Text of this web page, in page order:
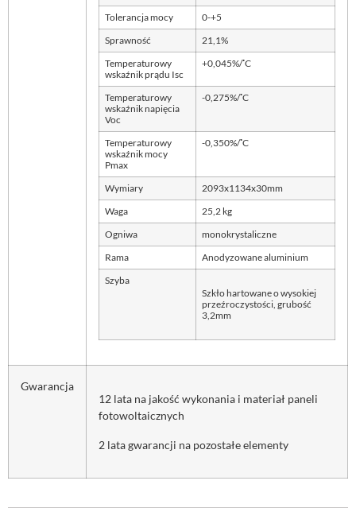
Tolerancja mocy 0-+5
Sprawność 21,1%
Temperaturowy
wskaźnik prądu Isc
+0,045%/◦C
Temperaturowy
wskaźnik napięcia
Voc
-0,275%/◦C
Temperaturowy
wskaźnik mocy
Pmax
-0,350%/◦C
Wymiary 2093x1134x30mm
Waga 25,2 kg
Ogniwa monokrystaliczne
Rama Anodyzowane aluminium
Szyba
Szkło hartowane o wysokiej
przeźroczystości, grubość
3,2mm
Gwarancja
12 lata na jakość wykonania i materiał paneli
fotowoltaicznych
2 lata gwarancji na pozostałe elementy